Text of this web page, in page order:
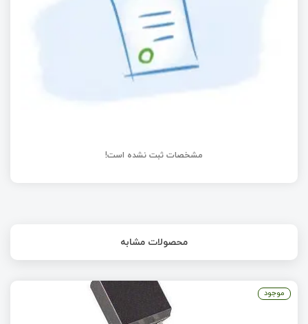
مشخصات ثبت نشده است!
محصولات مشابه
موجود